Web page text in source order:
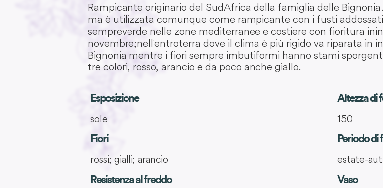
Rampicante originario del SudAfrica della famiglia delle
ma è utilizzata comunque come rampicante con i fusti
sempreverde nelle zone mediterranee e costiere con fioritura
novembre; nell'entroterra dove il clima è più rigido va riparata in
Bignonia mentre i fiori sempre imbutiformi hanno stami
tre colori, rosso, arancio e da poco anche giallo.
Esposizione
sole
Altezza di
150
Fiori
rossi; gialli; arancio
Periodo di
estate-
Resistenza al freddo Vaso